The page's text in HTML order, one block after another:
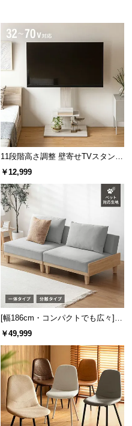
11段階高さ調整 壁寄せTVスタンド
キャスター付き 上下左右角度調節
￥12,999
[幅186cm・コンパクトでも広々] 3
人掛けソファベッド リクライニン
グ 天然木フレーム 北欧
￥49,999